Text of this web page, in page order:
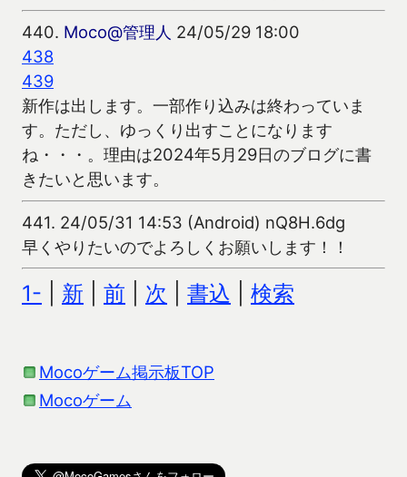
440. Moco@管理人 24/05/29 18:00
438
439
新作は出します。一部作り込みは終わっていま
す。ただし、ゆっくり出すことになります
ね・・・。理由は2024年5月29日のブログに書
きたいと思います。
441. 24/05/31 14:53 (Android) nQ8H.6dg
早くやりたいのでよろしくお願いします！！
1- 新 前 次 書込 検索
Mocoゲーム掲示板TOP
Mocoゲーム